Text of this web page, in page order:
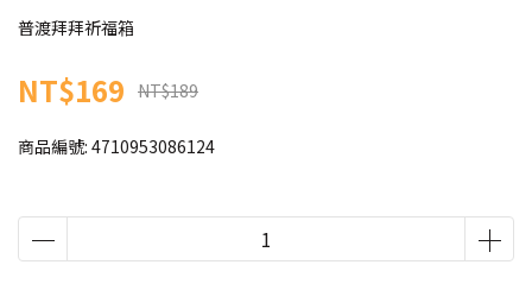
普渡拜拜祈福箱
NT$169 NT$189
商品編號: 4710953086124